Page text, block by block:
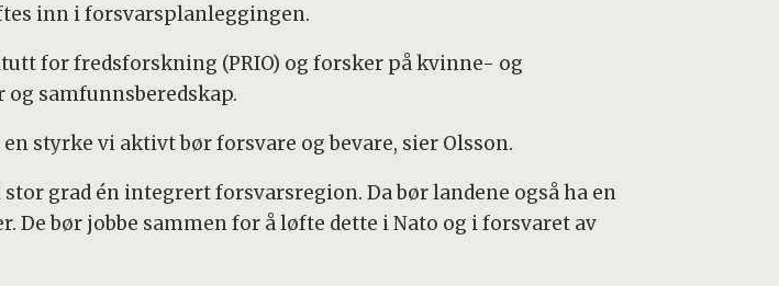
inn i forsvarsplanleggingen.
for fredsforskning (PRIO) og forsker på kvinne- og
samfunnsberedskap.
styrke vi aktivt bør forsvare og bevare, sier Olsson.
grad én integrert forsvarsregion. Da bør landene også ha en
bør jobbe sammen for å løfte dette i Nato og i forsvaret av